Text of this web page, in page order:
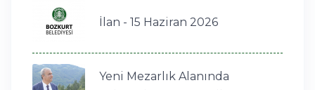
İlan - 15 Haziran 2026
Yeni Mezarlık Alanında